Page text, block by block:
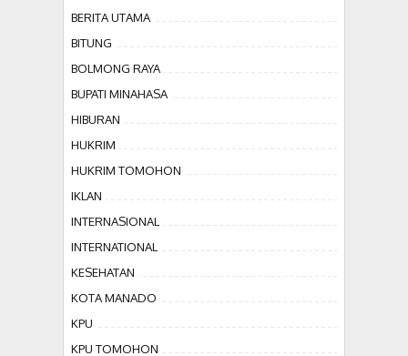
BERITA UTAMA
BITUNG
BOLMONG RAYA
BUPATI MINAHASA
HIBURAN
HUKRIM
HUKRIM TOMOHON
IKLAN
INTERNASIONAL
INTERNATIONAL
KESEHATAN
KOTA MANADO
KPU
KPU TOMOHON